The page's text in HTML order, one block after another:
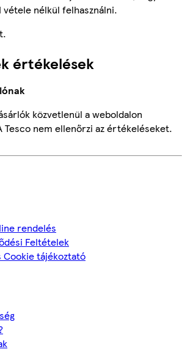
nélkül felhasználni.
értékelések
közvetlenül a weboldalon
Tesco nem ellenőrzi az értékeléseket.
rendelés
Feltételek
Cookie tájékoztató